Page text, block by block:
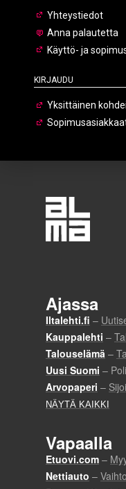
Yhteystiedot
Anna palautetta
Käyttö- ja
Kirjaudu
Yksittäinen